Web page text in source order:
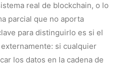
real de blockchain, o lo
parcial que no aporta
para distinguirlo es si el
si cualquier
los datos en la cadena de